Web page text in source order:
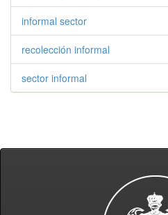
informal sector
recolección informal
sector informal